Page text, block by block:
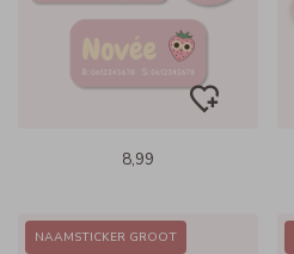
8,99
NAAMSTICKER GROOT